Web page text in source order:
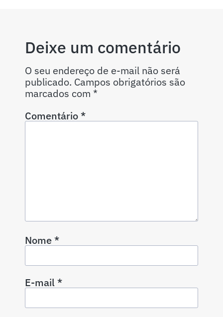
Deixe um comentário
O seu endereço de e-mail não será
publicado. Campos obrigatórios são
marcados com *
Comentário*
Nome*
E-mail*